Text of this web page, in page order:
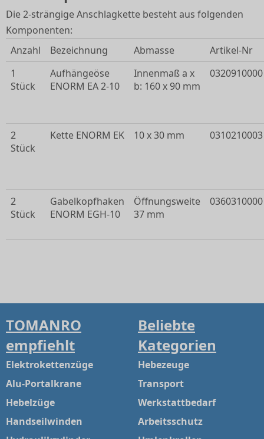
Die 2-strängige Anschlagkette besteht aus folgenden
Komponenten:
Anzahl
Bezeichnung Abmasse
Artikel-Nr
1
Stück
Aufhängeöse
ENORM EA 2-10
Innenmaß a x
b: 160 x 90 mm
0320910000
2
Stück
Kette ENORM EK 10 x 30 mm 0310210003
2
Stück
Gabelkopfhaken
ENORM EGH-10
Öffnungsweite
37 mm
0360310000
TOMANRO
empfiehlt
Elektrokettenzüge
Alu-Portalkrane
Hebelzüge
Handseilwinden
Beliebte
Kategorien
Hebezeuge
Transport
Werkstattbedarf
Arbeitsschutz